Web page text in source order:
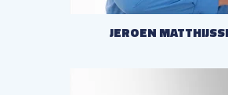
STUUR EEN E-MAIL
JEROEN